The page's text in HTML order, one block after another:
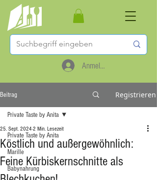
Anmelden
Beitrag Registrieren
Private Taste by Anita
Marille
Babynahrung
Private Taste by Anita
Köstlich und außergewöhnlich:
Feine Kürbiskernschnitte als
25. Sept. 2024 2 Min. Lesezeit